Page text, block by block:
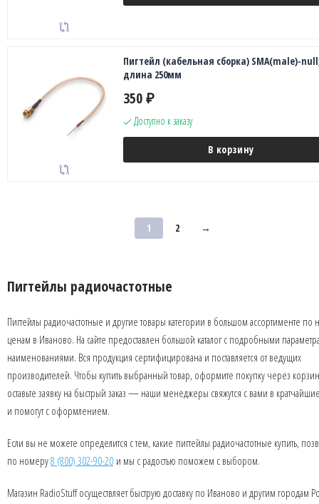
Пигтейл (кабельная сборка) SMA(male)-
длина 250мм
350 ₽
Доступно к заказу
В корзину
1 2 →
Пигтейлы радиочастотные
Пигтейлы радиочастотные и другие товары категории в большом ассортименте по
ценам в Иваново. На сайте предоставлен большой каталог с подробными
наименованиями. Вся продукция сертифицирована и поставляется от ведущих
производителей. Чтобы купить выбранный товар, оформите покупку через
оставьте заявку на быстрый заказ — наши менеджеры свяжутся с вами в
и помогут с оформлением.
Если вы не можете определится с тем, какие пигтейлы радиочастотные купить,
по номеру8 (800) 302-90-20 и мы с радостью поможем с выбором.
Магазин RadioStuff осуществляет быструю доставку по Иваново и другим городам